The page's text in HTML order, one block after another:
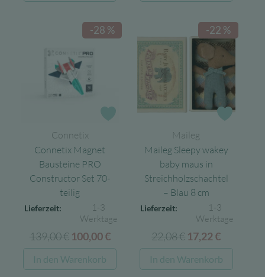
-28 %
Connetix
Connetix Magnet
Bausteine PRO
Constructor Set 70-
teilig
Lieferzeit:
1-3
Werktage
139,00€ Ursprünglicher
Preis
war:
100,00€Aktueller
Preis
ist:
In den Warenkorb
-22 %
Maileg
Maileg Sleepy wakey
baby maus in
Streichholzschachtel
– Blau 8 cm
Lieferzeit:
1-3
Werktage
22,08€ Ursprünglicher
Preis
war:
17,22€
Preis
ist:
In den Warenkorb